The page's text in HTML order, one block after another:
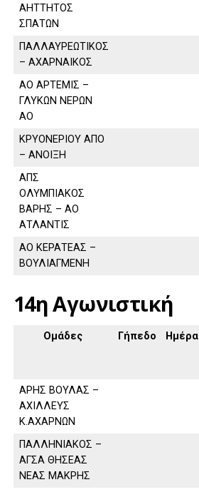
ΑΗΤΤΗΤΟΣ
ΣΠΑΤΩΝ
ΠΑΛΛΑΥΡΕΩΤΙΚΟΣ
– ΑΧΑΡΝΑΙΚΟΣ
ΑΟ ΑΡΤΕΜΙΣ –
ΓΛΥΚΩΝ ΝΕΡΩΝ
ΑΟ
ΚΡΥΟΝΕΡΙΟΥ ΑΠΟ
– ΑΝΟΙΞΗ
ΑΠΣ
ΟΛΥΜΠΙΑΚΟΣ
ΒΑΡΗΣ – ΑΟ
ΑΤΛΑΝΤΙΣ
ΑΟ ΚΕΡΑΤΕΑΣ –
ΒΟΥΛΙΑΓΜΕΝΗ
14η Αγωνιστική
Ομάδες Γήπεδο Ημέρα
ΑΡΗΣ ΒΟΥΛΑΣ –
ΑΧΙΛΛΕΥΣ
Κ.ΑΧΑΡΝΩΝ
ΠΑΛΛΗΝΙΑΚΟΣ –
ΑΓΣΑ ΘΗΣΕΑΣ
ΝΕΑΣ ΜΑΚΡΗΣ